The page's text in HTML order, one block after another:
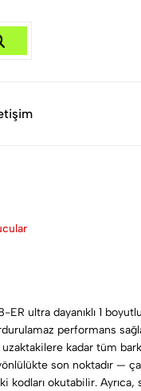
ultra dayanıklı 1
performans
kadar tüm
son noktadır —
kodları okutabilir. Ayrıca,